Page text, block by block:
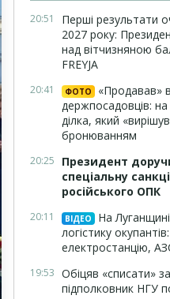
20:51
Перші результати
2027 року:
над вітчизняною
FREYJA
20:41 ФОТО
«Продавав»
держпосадовців:
ділка, який
бронюванням
20:25
Президент
спеціальну
російського ОПК
20:11 ВІДЕО
На
логістику
електростанцію,
19:53 Обіцяв «списати»
підполковник НГУ